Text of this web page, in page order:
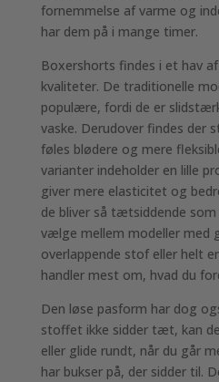
fornemmelse af varme og
har dem på i mange timer.
Boxershorts findes i et hav
kvaliteter. De traditionelle
populære, fordi de er
vaske. Derudover findes der
føles blødere og mere
varianter indeholder en lille
giver mere elasticitet og
de bliver så tætsiddende
vælge mellem modeller med
overlappende stof eller helt
handler mest om, hvad du
Den løse pasform har dog
stoffet ikke sidder tæt, kan
eller glide rundt, når du går
har bukser på, der sidder til.